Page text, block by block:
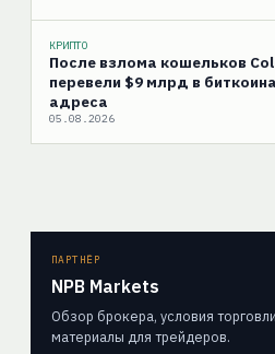
КРИПТО
После взлома кошельков
перевели $9 млрд в
адреса
05.08.2026
ПАРТНЁР
NPB Markets
Обзор брокера, условия
материалы для трейдеров.